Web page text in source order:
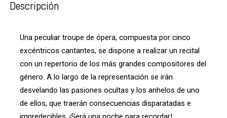
Descripción
Una peculiar troupe de ópera, compuesta por cinco
excéntricos cantantes, se dispone a realizar un recital
con un repertorio de los más grandes compositores del
género. A lo largo de la representación se irán
desvelando las pasiones ocultas y los anhelos de uno
de ellos, que traerán consecuencias disparatadas e